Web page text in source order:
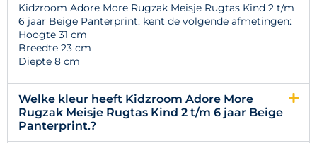
Kidzroom Adore More Rugzak Meisje Rugtas Kind 2 t/m
6 jaar Beige Panterprint. kent de volgende afmetingen:
Hoogte 31 cm
Breedte 23 cm
Diepte 8 cm
Welke kleur heeft Kidzroom Adore More
Rugzak Meisje Rugtas Kind 2 t/m 6 jaar Beige
Panterprint.?